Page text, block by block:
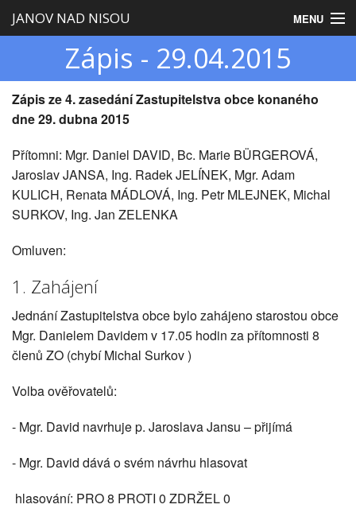
JANOV NAD NISOU MENU
Zastupitelstvo
Obec
Turistika
Zápis - 29.04.2015
Zápis ze 4. zasedání Zastupitelstva obce konaného
dne 29. dubna 2015
Přítomni: Mgr. Daniel DAVID, Bc. Marie BÜRGEROVÁ,
Jaroslav JANSA, Ing. Radek JELÍNEK, Mgr. Adam
KULICH, Renata MÁDLOVÁ, Ing. Petr MLEJNEK, Michal
SURKOV, Ing. Jan ZELENKA
Omluven:
1. Zahájení
Jednání Zastupitelstva obce bylo zahájeno starostou obce
Mgr. Danielem Davidem v 17.05 hodin za přítomnosti 8
členů ZO (chybí Michal Surkov )
Volba ověřovatelů:
- Mgr. David navrhuje p. Jaroslava Jansu – přijímá
- Mgr. David dává o svém návrhu hlasovat
hlasování: PRO 8 PROTI 0 ZDRŽEL 0